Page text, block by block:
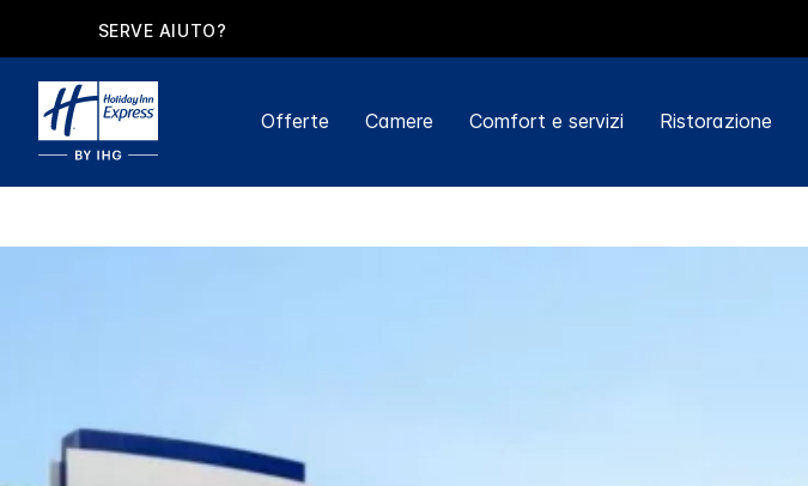
SERVE AIUTO?
Offerte Camere Comfort e servizi Ristorazione